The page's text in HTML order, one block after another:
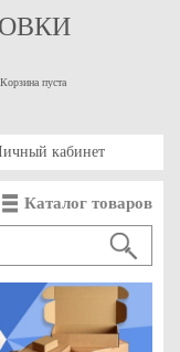
Корзина пуста
кабинет
Каталог товаров